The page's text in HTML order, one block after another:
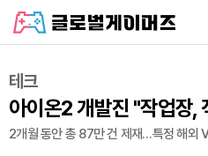
테크
아이온2 개발진 "작업장,
2개월 동안 총 87만 건 제재…특정 해외